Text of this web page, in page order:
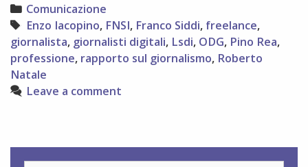
a
Roma
il
30
Categories
Comunicazione
Tags
Enzo Iacopino, FNSI, Franco Siddi, freelance,
giornalista, giornalisti digitali, Lsdi, ODG, Pino Rea,
professione, rapporto sul giornalismo, Roberto
Natale
Leave a comment